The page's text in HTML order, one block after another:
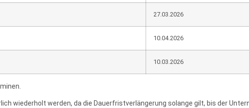
27.03.2026
10.04.2026
10.03.2026
wiederholt werden, da die Dauerfristverlängerung solange gilt, bis der